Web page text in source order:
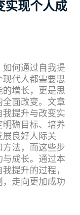
实现个人成
何通过自我提
代人都需要思
增长，更是思
面改变。文章
提升与改变实
确目标、培养
展良好人际关
法，而这些步
成长。通过本
提升的过程，
走向更加成功